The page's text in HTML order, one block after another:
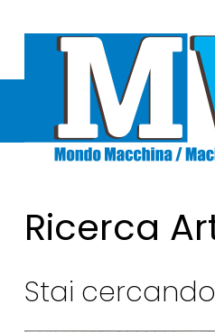
Ricerca
Stai cercando